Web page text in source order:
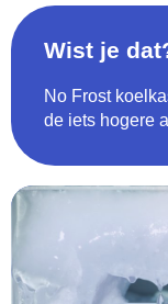
Wist je
No Frost
de iets hogere